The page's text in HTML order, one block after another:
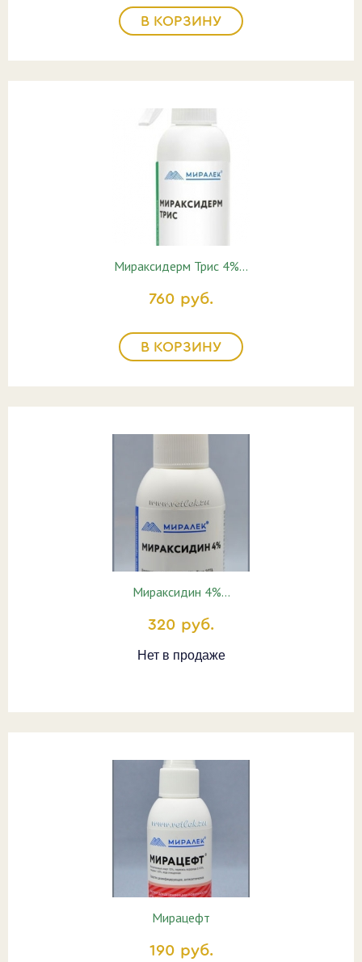
В КОРЗИНУ
Мираксидерм Трис 4%…
760 руб.
В КОРЗИНУ
Мираксидин 4%…
320 руб.
Нет в продаже
Мирацефт
190 руб.